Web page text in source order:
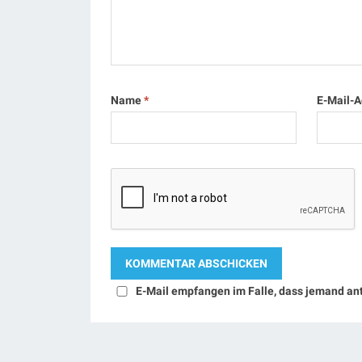
Name* E-Mail-
E-Mail empfangen im Falle, dass jemand